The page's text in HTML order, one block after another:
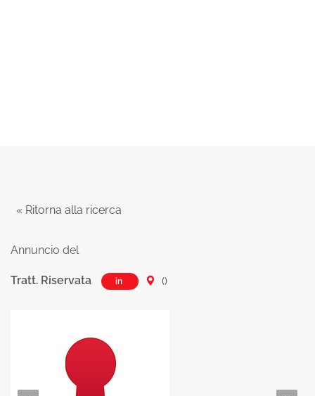
« Ritorna alla ricerca
Annuncio del
Tratt. Riservata in ()